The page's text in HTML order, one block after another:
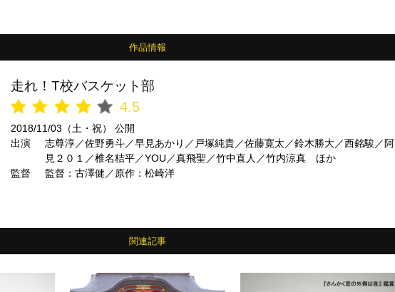
作品情報
走れ！T校バスケット部
4.5
2018/11/03（土・祝） 公開
出演
志尊淳／佐野勇斗／早見あかり／戸塚純貴／佐藤寛太／鈴木勝大／西銘駿／阿
見２０１／椎名桔平／YOU／真飛聖／竹中直人／竹内涼真 ほか
監督
監督：古澤健／原作：松崎洋
関連記事